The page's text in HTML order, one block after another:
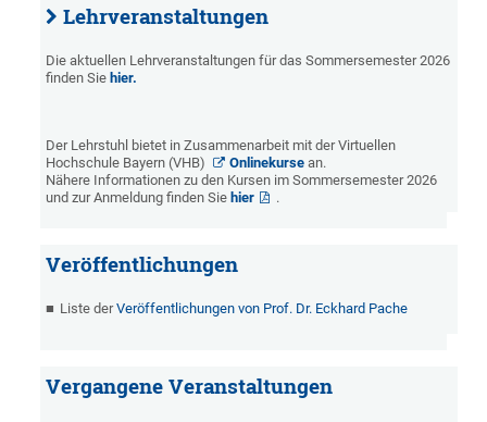
Lehrveranstaltungen
Die aktuellen Lehrveranstaltungen für das Sommersemester 2026
finden Sie hier.
Der Lehrstuhl bietet in Zusammenarbeit mit der Virtuellen
Hochschule Bayern (VHB)
Onlinekurse an.
Nähere Informationen zu den Kursen im Sommersemester 2026
und zur Anmeldung finden Sie hier .
Veröffentlichungen
Liste derVeröffentlichungen von Prof. Dr. Eckhard Pache
Vergangene Veranstaltungen